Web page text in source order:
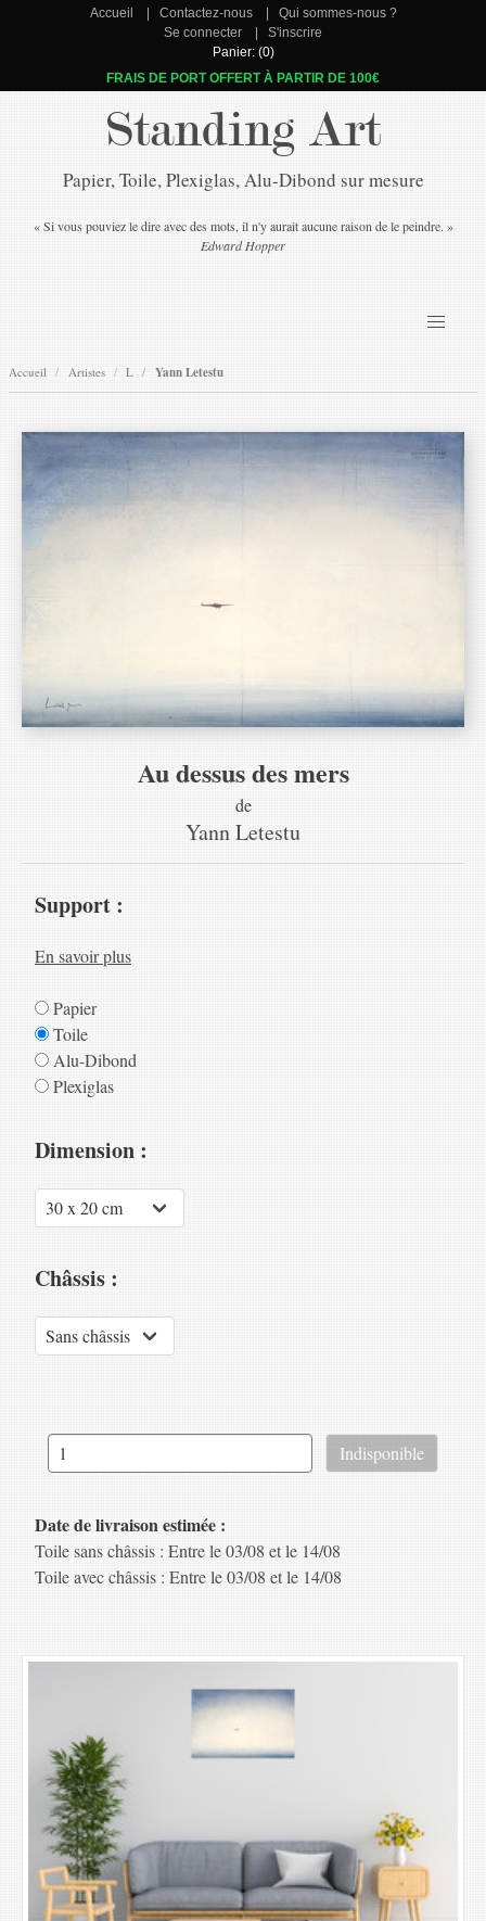
Accueil Contactez-nous
Qui sommes-nous ?
Se connecter
S'inscrire
Panier: (0)
FRAIS DE PORT OFFERT À PARTIR DE 100€
Standing Art
Papier, Toile, Plexiglas, Alu-Dibond sur mesure
« Si vous pouviez le dire avec des mots, il n'y aurait aucune raison de le peindre. »
Edward Hopper
Accueil Artistes L Yann Letestu
Au dessus des mers
de
Yann Letestu
Support :
En savoir plus
Papier
Toile
Alu-Dibond
Plexiglas
Dimension :
Châssis :
Date de livraison estimée :
Toile sans châssis : Entre le 03/08 et le 14/08
Toile avec châssis : Entre le 03/08 et le 14/08